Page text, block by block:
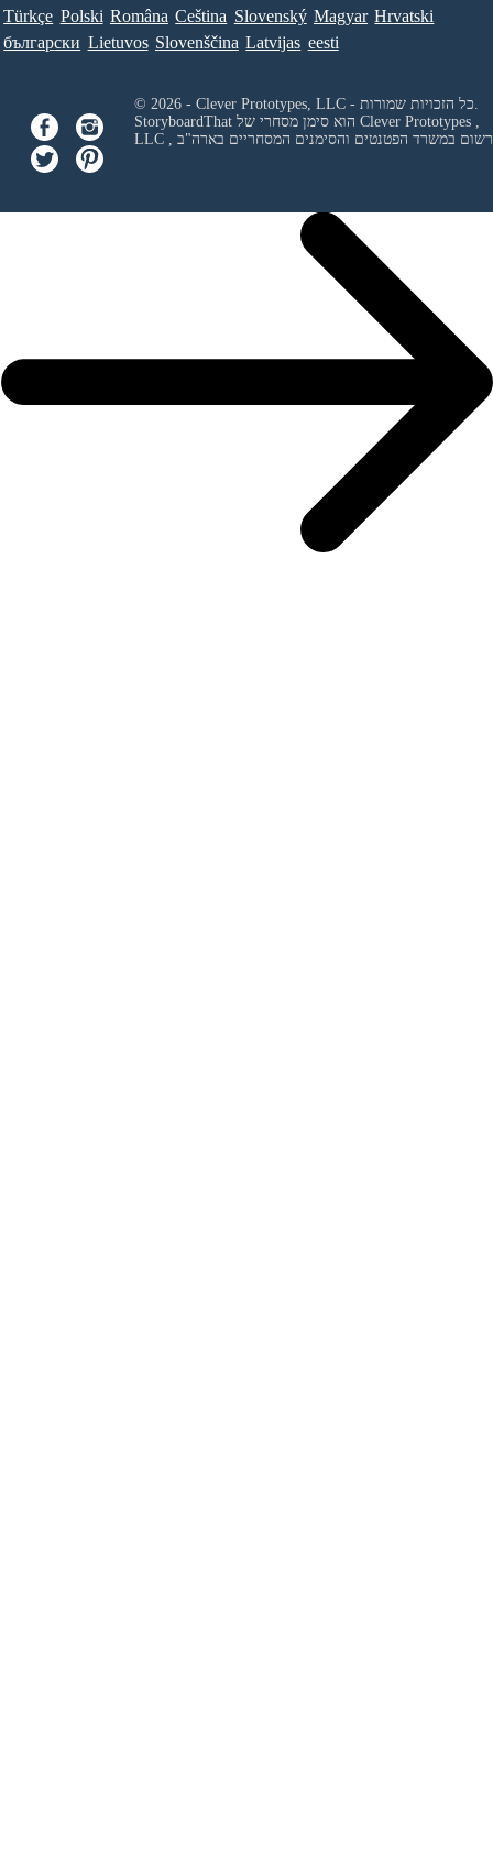
Türkçe Polski Româna Ceština Slovenský Magyar Hrvatski
български Lietuvos Slovenščina Latvijas eesti
© 2026 - Clever Prototypes, LLC - כל הזכויות שמורות.
Clever Prototypes ,
LLC
ורשום במשרד הפטנטים והסימנים המסחריים בארה"ב